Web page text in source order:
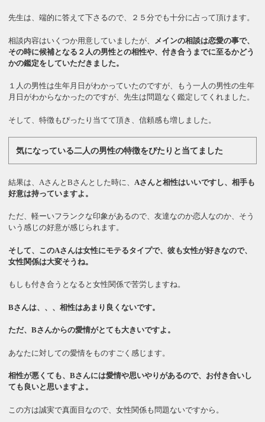
先生は、端的に答えて下さるので、２５分でも十分に占って頂けます。
相談内容はいくつか用意していましたが、
メインの相談は恋愛の事で、
その時に候補となる２人の男性との相性や、付き合うまでに至るかどう
かの鑑定をしていただきました。
１人の男性は生年月日がわかっていたのですが、もう一人の男性の生年
月日がわからなかったのですが、先生は問題なく鑑定してくれました。
そして、特徴もぴったり当てて頂き、信頼感も増しました。
気になっている二人の男性の特徴をぴたりと当てました
結果は、AさんとBさんとした時に、 Aさんと相性はいいですし、相手も
好意は持っていますよ。
ただ、軽ーいフランクな印象があるので、友達なのか恋人なのか、そう
いう感じの好意が感じられます。
そして、このAさんは女性にモテるタイプで、彼も女性が好きなので、
女性関係は大変そうね。
もしも付き合うとなると女性関係で苦労しますね。
Bさんは、、、相性はあまり良くないです。
ただ、Bさんからの愛情がとても大きいですよ。
あなたに対しての愛情をものすごく感じます。
相性が悪くても、Bさんには愛情や思いやりがあるので、お付き合いし
ても良いと思いますよ。
この方は誠実で真面目なので、女性関係も問題ないですから。